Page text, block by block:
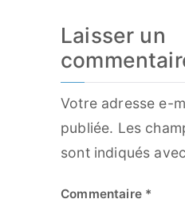
Laisser un
Votre adresse e-
publiée. Les
sont indiqués avec
Commentaire *